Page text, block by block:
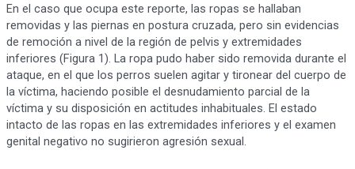
En el caso que ocupa este reporte, las ropas se hallaban
removidas y las piernas en postura cruzada, pero sin evidencias
de remoción a nivel de la región de pelvis y extremidades
inferiores (Figura 1). La ropa pudo haber sido removida durante el
ataque, en el que los perros suelen agitar y tironear del cuerpo de
la víctima, haciendo posible el desnudamiento parcial de la
víctima y su disposición en actitudes inhabituales. El estado
intacto de las ropas en las extremidades inferiores y el examen
genital negativo no sugirieron agresión sexual.